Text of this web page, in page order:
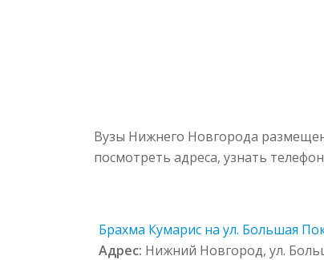
Вузы Нижнего Новгорода
посмотреть адреса, узнать
Брахма Кумарис на ул. Большая
Адрес: Нижний Новгород, ул.